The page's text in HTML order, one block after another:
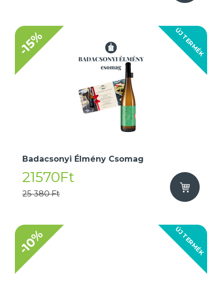
ÚJ TERMÉK
-15%
Badacsonyi Élmény Csomag
21570Ft
25 380 Ft
ÚJ TERMÉK
-10%